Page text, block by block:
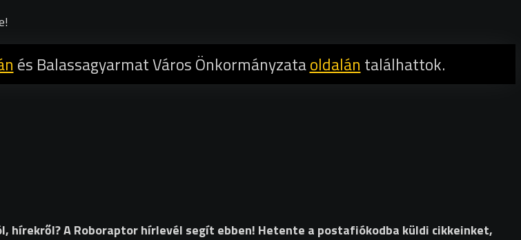
és Balassagyarmat Város Önkormányzataoldalán találhattok.
A Roboraptor hírlevél segít ebben! Hetente a postafiókodba küldi cikkeinket,